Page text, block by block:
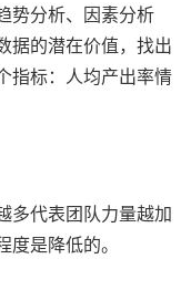
势分析、因素分析
据的潜在价值，找出
指标：人均产出率情
多代表团队力量越加
是降低的。